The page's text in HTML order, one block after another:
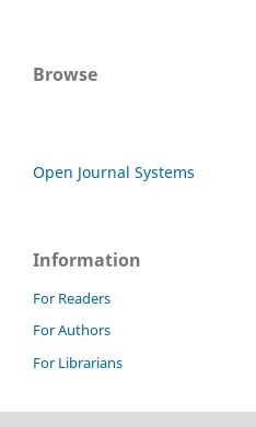
Browse
Open Journal Systems
Information
For Readers
For Authors
For Librarians